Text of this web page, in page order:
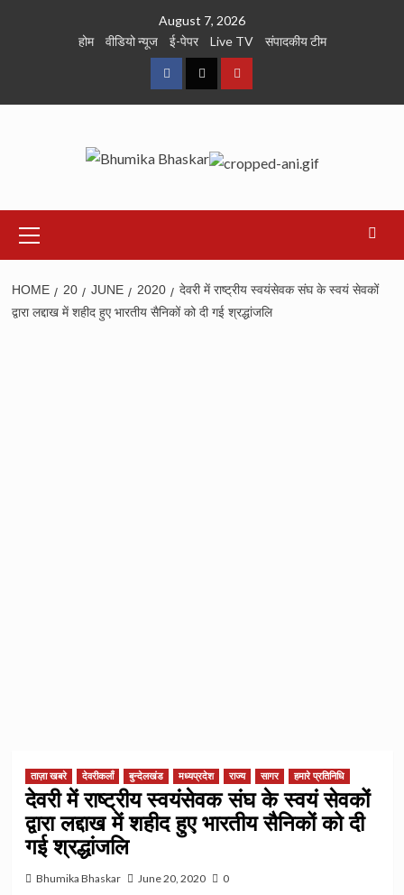
August 7, 2026
होम
वीडियो न्यूज ई-पेपर Live TV संपादकीय टीम
FacebookTwitterYoutube
Menu
HOME 20 JUNE 2020
देवरी में राष्ट्रीय स्वयंसेवक संघ के स्वयं सेवकों
द्वारा लद्दाख में शहीद हुए भारतीय सैनिकों को दी गई श्रद्धांजलि
ताज़ा खबरे देवरीकलाँ बुन्देलखंड मध्यप्रदेश राज्य सागर हमारे प्रतिनिधि
देवरी में राष्ट्रीय स्वयंसेवक संघ के स्वयं सेवकों
द्वारा लद्दाख में शहीद हुए भारतीय सैनिकों को दी
गई श्रद्धांजलि
Bhumika Bhaskar June 20, 2020 0